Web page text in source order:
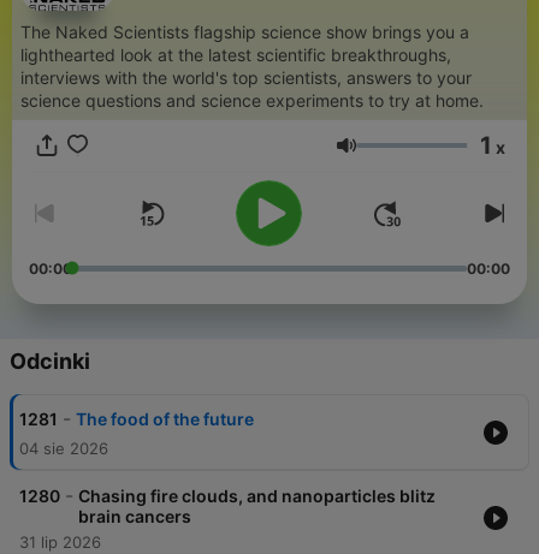
The Naked Scientists flagship science show brings you a
lighthearted look at the latest scientific breakthroughs,
interviews with the world's top scientists, answers to your
science questions and science experiments to try at home.
Głośność 1 x
00:00 00:00
Odcinki
1281 - The food of the future
04 sie 2026
1280 - Chasing fire clouds, and nanoparticles blitz
brain cancers
31 lip 2026